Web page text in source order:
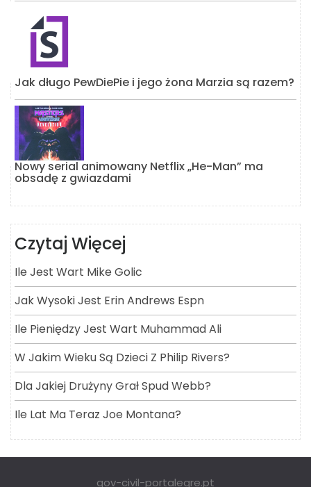
Jak długo PewDiePie i jego żona Marzia są razem?
Nowy serial animowany Netflix „He-Man” ma
obsadę z gwiazdami
Czytaj Więcej
Ile Jest Wart Mike Golic
Jak Wysoki Jest Erin Andrews Espn
Ile Pieniędzy Jest Wart Muhammad Ali
W Jakim Wieku Są Dzieci Z Philip Rivers?
Dla Jakiej Drużyny Grał Spud Webb?
Ile Lat Ma Teraz Joe Montana?
gov-civil-portalegre.pt